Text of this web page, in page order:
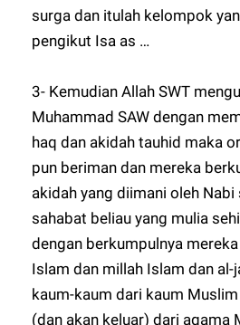
surga dan itulah kelompok
pengikut Isa as …
3- Kemudian Allah SWT
Muhammad SAW dengan
haq dan akidah tauhid maka
pun beriman dan mereka
akidah yang diimani oleh Nabi
sahabat beliau yang mulia
dengan berkumpulnya
Islam dan millah Islam dan al-
kaum-kaum dari kaum
(dan akan keluar) dari agama